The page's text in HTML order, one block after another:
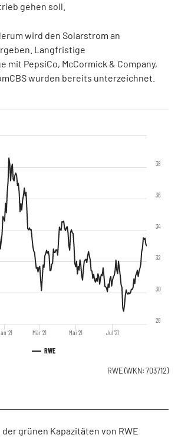
gehen soll.
wird den Solarstrom an
Langfristige
mit PepsiCo, McCormick & Company,
wurden bereits unterzeichnet.
RWE
'21 Mär '21 Mai '21 Jul '21
28
30
32
34
36
38
RWE (WKN: 703712)
grünen Kapazitäten von RWE